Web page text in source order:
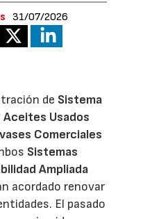
31/07/2026
de Sistema
Usados
Comerciales
Sistemas
Ampliada
acordado renovar
El pasado